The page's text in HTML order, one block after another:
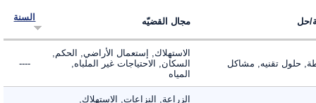
مجال القضيّه السنة
حلول تقنيه, مشاكل
الاستهلاك, إستعمال الأراضي, الحكم,
السكان, الاحتياجات غير الملباه,
المياه
----
الزراعة, النزاعات, الاستهلاك,